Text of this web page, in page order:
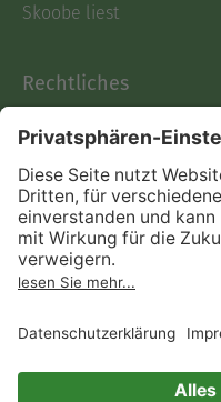
Skoobe liest
Rechtliches
AGB
Informationen nach Data
Act
Verträge hier kündigen
Impressum